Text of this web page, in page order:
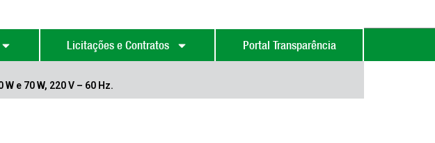
Licitações e Contratos Portal Transparência
e 70 W, 220 V – 60 Hz.